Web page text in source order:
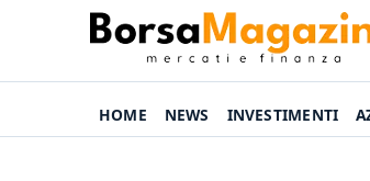
HOME NEWS INVESTIMENTI